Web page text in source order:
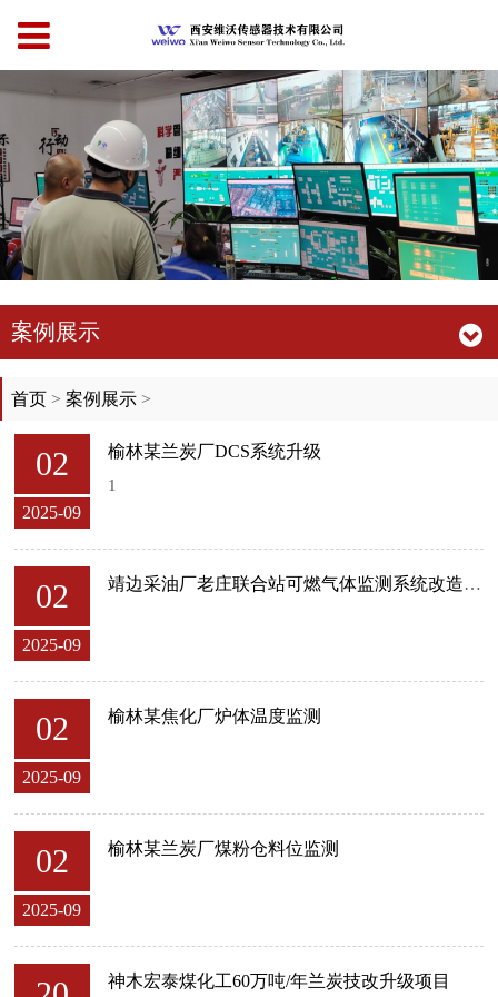
案例展示
首页> 案例展示>
02
2025-09
榆林某兰炭厂DCS系统升级
1
02
2025-09
靖边采油厂老庄联合站可燃气体监测系统改造升级
02
2025-09
榆林某焦化厂炉体温度监测
02
2025-09
榆林某兰炭厂煤粉仓料位监测
神木宏泰煤化工60万吨/年兰炭技改升级项目